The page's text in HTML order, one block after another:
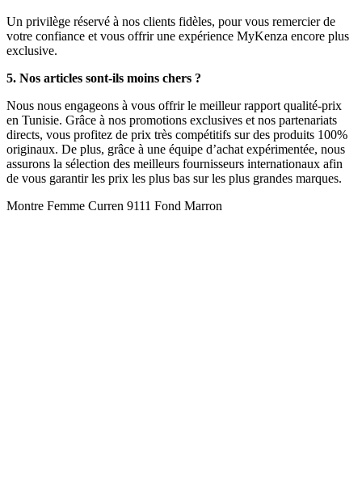
Un privilège réservé à nos clients fidèles, pour vous remercier de
votre confiance et vous offrir une expérience MyKenza encore plus
exclusive.
5. Nos articles sont-ils moins chers ?
Nous nous engageons à vous offrir le meilleur rapport qualité-prix
en Tunisie. Grâce à nos promotions exclusives et nos partenariats
directs, vous profitez de prix très compétitifs sur des produits 100%
originaux. De plus, grâce à une équipe d’achat expérimentée, nous
assurons la sélection des meilleurs fournisseurs internationaux afin
de vous garantir les prix les plus bas sur les plus grandes marques.
Montre Femme Curren 9111 Fond Marron